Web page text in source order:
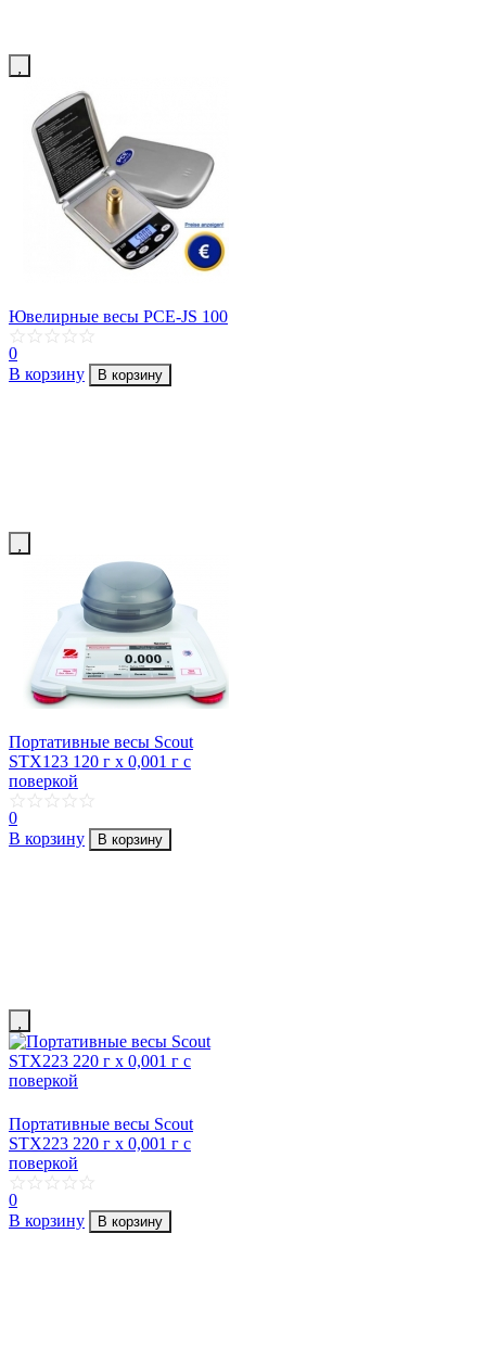
Ювелирные весы PCE-JS 100
0
В корзину
В корзину
Портативные весы Scout
STX123 120 г х 0,001 г с
поверкой
0
В корзину
В корзину
Портативные весы Scout
STX223 220 г х 0,001 г с
поверкой
0
В корзину
В корзину